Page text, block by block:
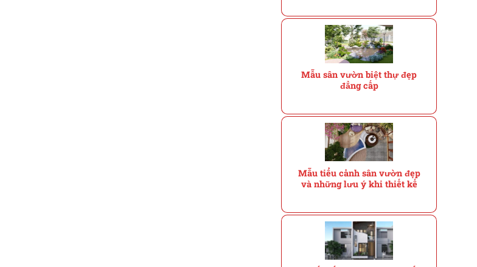
Mẫu sân vườn biệt thự đẹp
đẳng cấp
Mẫu tiểu cảnh sân vườn đẹp
và những lưu ý khi thiết kế